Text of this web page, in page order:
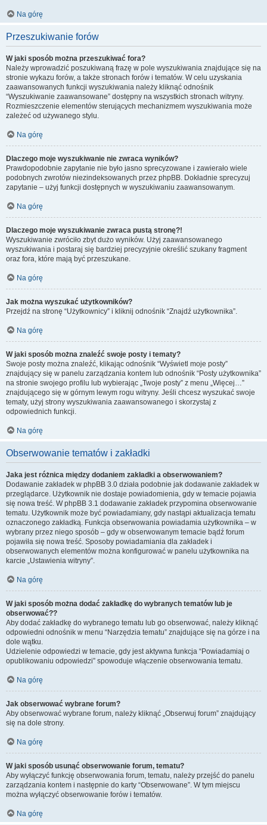
Na górę
Przeszukiwanie forów
W jaki sposób można przeszukiwać fora?
Należy wprowadzić poszukiwaną frazę w pole wyszukiwania znajdujące się na
stronie wykazu forów, a także stronach forów i tematów. W celu uzyskania
zaawansowanych funkcji wyszukiwania należy kliknąć odnośnik
“Wyszukiwanie zaawansowane” dostępny na wszystkich stronach witryny.
Rozmieszczenie elementów sterujących mechanizmem wyszukiwania może
zależeć od używanego stylu.
Na górę
Dlaczego moje wyszukiwanie nie zwraca wyników?
Prawdopodobnie zapytanie nie było jasno sprecyzowane i zawierało wiele
podobnych zwrotów niezindeksowanych przez phpBB. Dokładnie sprecyzuj
zapytanie – użyj funkcji dostępnych w wyszukiwaniu zaawansowanym.
Na górę
Dlaczego moje wyszukiwanie zwraca pustą stronę?!
Wyszukiwanie zwróciło zbyt dużo wyników. Użyj zaawansowanego
wyszukiwania i postaraj się bardziej precyzyjnie określić szukany fragment
oraz fora, które mają być przeszukane.
Na górę
Jak można wyszukać użytkowników?
Przejdź na stronę “Użytkownicy” i kliknij odnośnik “Znajdź użytkownika”.
Na górę
W jaki sposób można znaleźć swoje posty i tematy?
Swoje posty można znaleźć, klikając odnośnik “Wyświetl moje posty”
znajdujący się w panelu zarządzania kontem lub odnośnik “Posty użytkownika”
na stronie swojego profilu lub wybierając „Twoje posty” z menu „Więcej…”
znajdującego się w górnym lewym rogu witryny. Jeśli chcesz wyszukać swoje
tematy, użyj strony wyszukiwania zaawansowanego i skorzystaj z
odpowiednich funkcji.
Na górę
Obserwowanie tematów i zakładki
Jaka jest różnica między dodaniem zakładki a obserwowaniem?
Dodawanie zakładek w phpBB 3.0 działa podobnie jak dodawanie zakładek w
przeglądarce. Użytkownik nie dostaje powiadomienia, gdy w temacie pojawia
się nowa treść. W phpBB 3.1 dodawanie zakładek przypomina obserwowanie
tematu. Użytkownik może być powiadamiany, gdy nastąpi aktualizacja tematu
oznaczonego zakładką. Funkcja obserwowania powiadamia użytkownika – w
wybrany przez niego sposób – gdy w obserwowanym temacie bądź forum
pojawiła się nowa treść. Sposoby powiadamiania dla zakładek i
obserwowanych elementów można konfigurować w panelu użytkownika na
karcie „Ustawienia witryny”.
Na górę
W jaki sposób można dodać zakładkę do wybranych tematów lub je
obserwować??
Aby dodać zakładkę do wybranego tematu lub go obserwować, należy kliknąć
odpowiedni odnośnik w menu “Narzędzia tematu” znajdujące się na górze i na
dole wątku.
Udzielenie odpowiedzi w temacie, gdy jest aktywna funkcja “Powiadamiaj o
opublikowaniu odpowiedzi” spowoduje włączenie obserwowania tematu.
Na górę
Jak obserwować wybrane forum?
Aby obserwować wybrane forum, należy kliknąć „Obserwuj forum” znajdujący
się na dole strony.
Na górę
W jaki sposób usunąć obserwowanie forum, tematu?
Aby wyłączyć funkcję obserwowania forum, tematu, należy przejść do panelu
zarządzania kontem i następnie do karty “Obserwowane”. W tym miejscu
można wyłączyć obserwowanie forów i tematów.
Na górę